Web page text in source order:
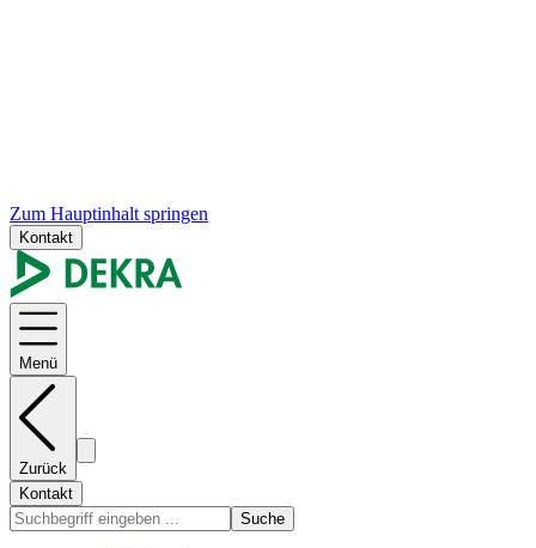
Zum Hauptinhalt springen
Kontakt
Menü
Zurück
Kontakt
Suche